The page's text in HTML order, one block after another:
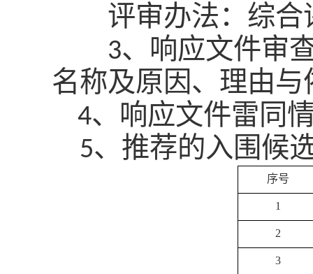
评审办法：综合
3、响应文件审
名称及原因、理由与
4、响应文件雷同
5、推荐的入围候
序号
1
2
3